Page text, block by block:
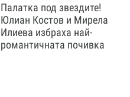
Палатка под звездите!
Юлиан Костов и Мирела
Илиева избраха най-
романтичната почивка